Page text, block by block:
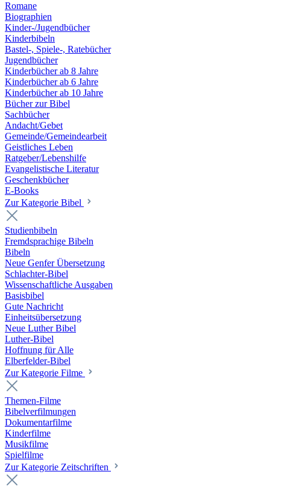
Romane
Biographien
Kinder-/Jugendbücher
Kinderbibeln
Bastel-, Spiele-, Ratebücher
Jugendbücher
Kinderbücher ab 8 Jahre
Kinderbücher ab 6 Jahre
Kinderbücher ab 10 Jahre
Bücher zur Bibel
Sachbücher
Andacht/Gebet
Gemeinde/Gemeindearbeit
Geistliches Leben
Ratgeber/Lebenshilfe
Evangelistische Literatur
Geschenkbücher
E-Books
Zur Kategorie Bibel
Studienbibeln
Fremdsprachige Bibeln
Bibeln
Neue Genfer Übersetzung
Schlachter-Bibel
Wissenschaftliche Ausgaben
Basisbibel
Gute Nachricht
Einheitsübersetzung
Neue Luther Bibel
Luther-Bibel
Hoffnung für Alle
Elberfelder-Bibel
Zur Kategorie Filme
Themen-Filme
Bibelverfilmungen
Dokumentarfilme
Kinderfilme
Musikfilme
Spielfilme
Zur Kategorie Zeitschriften